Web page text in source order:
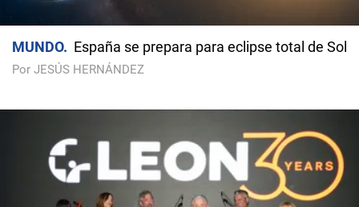
MUNDO España se prepara para eclipse total de Sol
Por JESÚS HERNÁNDEZ